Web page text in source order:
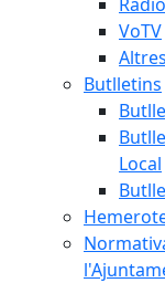
VoTV
Butlletins
Local